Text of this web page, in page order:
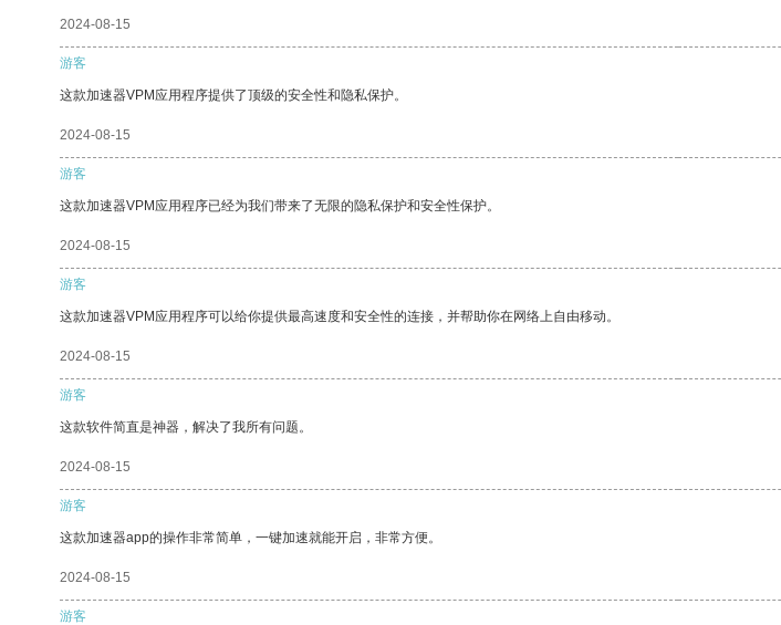
2024-08-15
游客
这款加速器VPM应用程序提供了顶级的安全性和隐私保护。
2024-08-15
游客
这款加速器VPM应用程序已经为我们带来了无限的隐私保护和安全性保护。
2024-08-15
游客
这款加速器VPM应用程序可以给你提供最高速度和安全性的连接，并帮助你在网络上自由移动。
2024-08-15
游客
这款软件简直是神器，解决了我所有问题。
2024-08-15
游客
这款加速器app的操作非常简单，一键加速就能开启，非常方便。
2024-08-15
游客